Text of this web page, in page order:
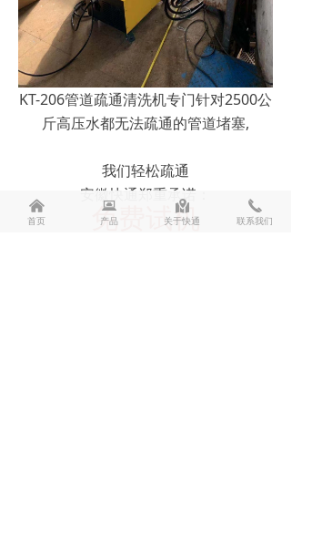
낀
首页
뀵
产品
낕
关于快通
끅
联系我们
KT-206管道疏通清洗机专门针对2500公
斤高压水都无法疏通的管道堵塞,
我们轻松疏通
安徽快通郑重承诺：
免费试机